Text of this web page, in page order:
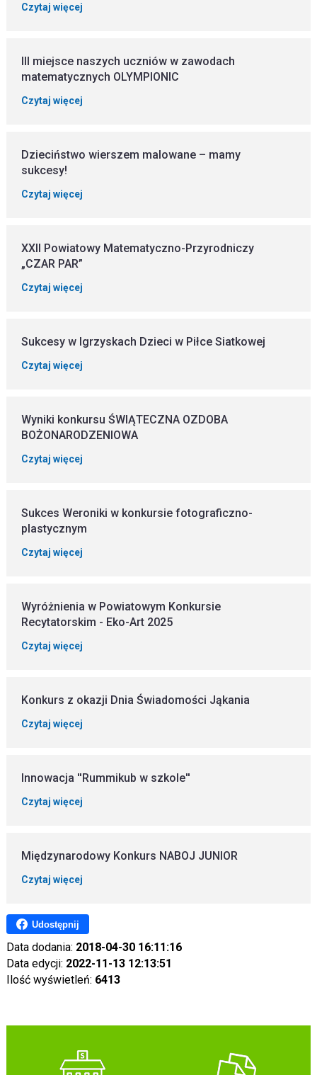
Czytaj więcej
III miejsce naszych uczniów w zawodach
matematycznych OLYMPIONIC
Czytaj więcej
Dzieciństwo wierszem malowane – mamy
sukcesy!
Czytaj więcej
XXII Powiatowy Matematyczno-Przyrodniczy
„CZAR PAR”
Czytaj więcej
Sukcesy w Igrzyskach Dzieci w Piłce Siatkowej
Czytaj więcej
Wyniki konkursu ŚWIĄTECZNA OZDOBA
BOŻONARODZENIOWA
Czytaj więcej
Sukces Weroniki w konkursie fotograficzno-
plastycznym
Czytaj więcej
Wyróżnienia w Powiatowym Konkursie
Recytatorskim - Eko-Art 2025
Czytaj więcej
Konkurs z okazji Dnia Świadomości Jąkania
Czytaj więcej
Innowacja ''Rummikub w szkole''
Czytaj więcej
Międzynarodowy Konkurs NABOJ JUNIOR
Czytaj więcej
Udostępnij
Data dodania: 2018-04-30 16:11:16
Data edycji: 2022-11-13 12:13:51
Ilość wyświetleń: 6413